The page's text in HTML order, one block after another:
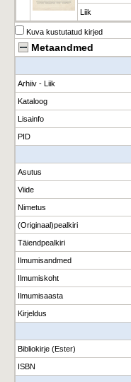
Liik
Kuva kustutatud kirjed
Metaandmed
Arhiiv - Liik
Kataloog
Lisainfo
PID
Asutus
Viide
Nimetus
(Originaal)pealkiri
Täiendpealkiri
Ilmumisandmed
Ilmumiskoht
Ilmumisaasta
Kirjeldus
Bibliokirje (Ester)
ISBN